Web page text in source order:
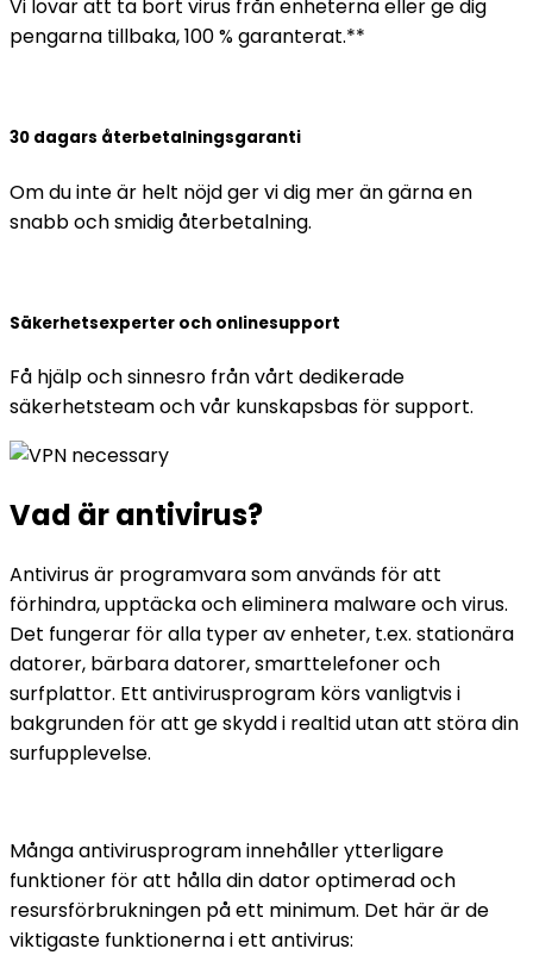
Vi lovar att ta bort virus från enheterna eller ge dig
pengarna tillbaka, 100 % garanterat.**
30 dagars återbetalningsgaranti
Om du inte är helt nöjd ger vi dig mer än gärna en
snabb och smidig återbetalning.
Säkerhetsexperter och onlinesupport
Få hjälp och sinnesro från vårt dedikerade
säkerhetsteam och vår kunskapsbas för support.
Vad ärantivirus?
Antivirus är programvara som används för att
förhindra, upptäcka och eliminera malware och virus.
Det fungerar för alla typer av enheter, t.ex. stationära
datorer, bärbara datorer, smarttelefoner och
surfplattor. Ett antivirusprogram körs vanligtvis i
bakgrunden för att ge skydd i realtid utan att störa din
surfupplevelse.
Många antivirusprogram innehåller ytterligare
funktioner för att hålla din dator optimerad och
resursförbrukningen på ett minimum. Det här är de
viktigaste funktionerna i ett antivirus: